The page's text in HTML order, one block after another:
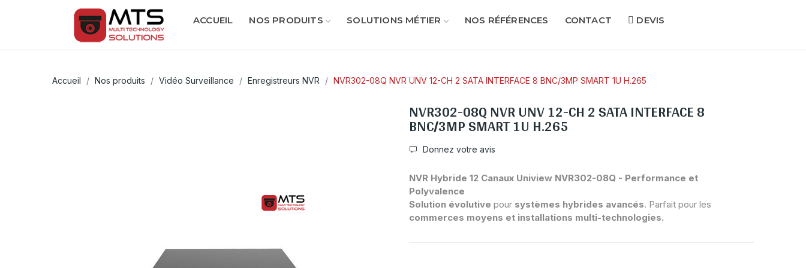
ACCUEIL NOS PRODUITS SOLUTIONS MÉTIER NOS RÉFÉRENCES CONTACT DEVIS
Accueil Nos produits Vidéo Surveillance Enregistreurs NVR NVR302-08Q NVR UNV 12-CH 2 SATA INTERFACE 8 BNC/3MP SMART 1U H.265
NVR302-08Q NVR UNV 12-CH 2 SATA INTERFACE 8
BNC/3MP SMART 1U H.265
Donnez votre avis
NVR Hybride 12 Canaux Uniview NVR302-08Q - Performance et
Polyvalence
Solution évolutive pour systèmes hybrides avancés. Parfait pour les
commerces moyens et installations multi-technologies.